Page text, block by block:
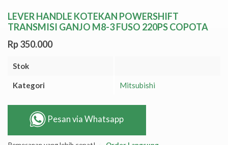
LEVER HANDLE KOTEKAN POWERSHIFT
TRANSMISI GANJO M8-3 FUSO 220PS COPOTA
Rp 350.000
Stok
Kategori Mitsubishi
Pesan via Whatsapp